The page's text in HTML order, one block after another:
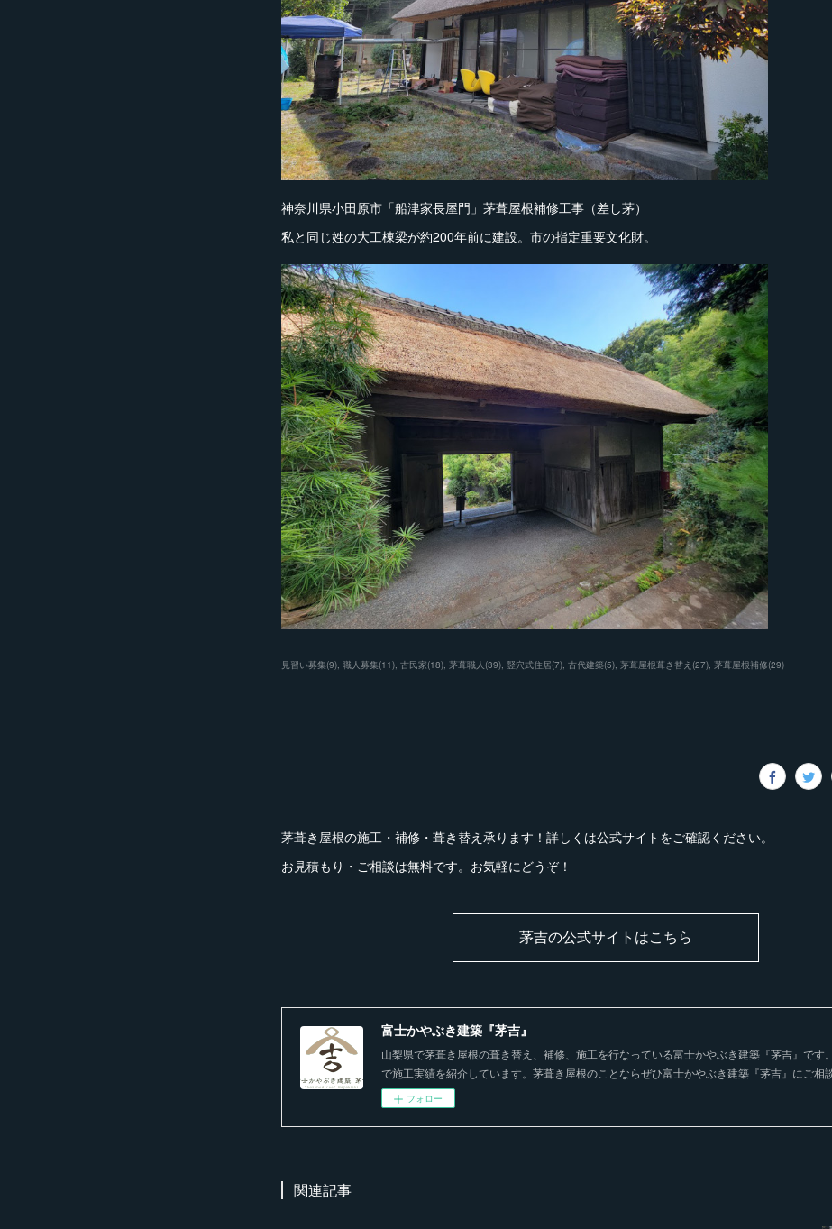
神奈川県小田原市「船津家長屋門」茅葺屋根補修工事（差し茅）
私と同じ姓の大工棟梁が約200年前に建設。市の指定重要文化財。
見習い募集(9) 職人募集(11) 古民家(18) 茅葺職人 (39) 竪穴式住居(7) 古代建築(5) 茅葺屋根葺き替え (27) 茅葺屋根補修(29)
茅葺き屋根の施工・補修・葺き替え承ります！詳しくは公式サイトをご確認ください。
お見積もり・ご相談は無料です。お気軽にどうぞ！
茅吉の公式サイトはこちら
富士かやぶき建築『茅吉』
山梨県で茅葺き屋根の葺き替え、補修、施工を行なっている富士かやぶき建築『茅吉』です
で施工実績を紹介しています。茅葺き屋根のことならぜひ富士かやぶき建築『茅吉』にご相
フォロー
関連記事